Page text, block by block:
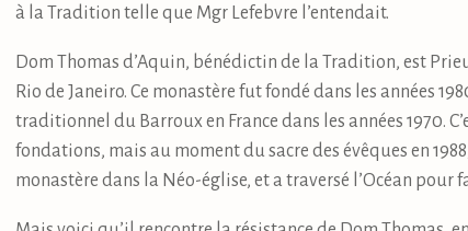
à la Tradition telle que Mgr Lefebvre l’entendait.
Dom Thomas d’Aquin, bénédictin de la Tradition, est
Rio de Janeiro. Ce monastère fut fondé dans les années
traditionnel du Barroux en France dans les années 1970.
fondations, mais au moment du sacre des évêques en
monastère dans la Néo-église, et a traversé l’Océan pour